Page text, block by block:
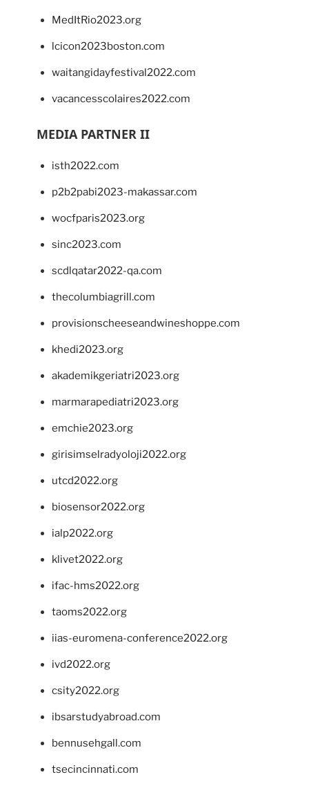
MedItRio2023.org
lcicon2023boston.com
waitangidayfestival2022.com
vacancesscolaires2022.com
MEDIA PARTNER II
isth2022.com
p2b2pabi2023-makassar.com
wocfparis2023.org
sinc2023.com
scdlqatar2022-qa.com
thecolumbiagrill.com
provisionscheeseandwineshoppe.com
khedi2023.org
akademikgeriatri2023.org
marmarapediatri2023.org
emchie2023.org
girisimselradyoloji2022.org
utcd2022.org
biosensor2022.org
ialp2022.org
klivet2022.org
ifac-hms2022.org
taoms2022.org
iias-euromena-conference2022.org
ivd2022.org
csity2022.org
ibsarstudyabroad.com
bennusehgall.com
tsecincinnati.com